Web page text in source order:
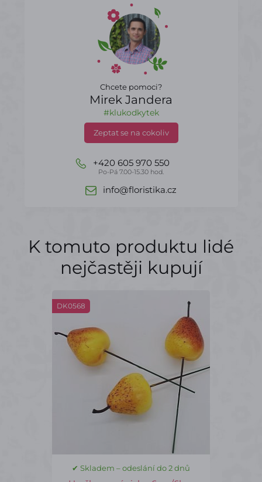
Chcete pomoci?
Mirek Jandera
#klukodkytek
Zeptat se na cokoliv
+420 605 970 550
Po-Pá 7.00-15.30 hod.
info@floristika.cz
K tomuto produktu lidé
nejčastěji kupují
DK0568
✔ Skladem – odeslání do 2 dnů